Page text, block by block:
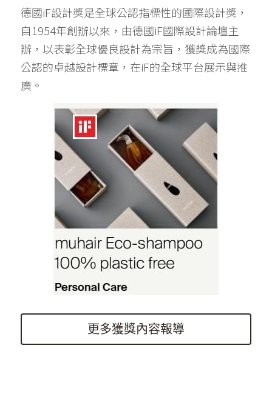
德國iF設計獎是全球公認指標性的國際設計獎，
自1954年創辦以來，由德國iF國際設計論壇主
辦，以表彰全球優良設計為宗旨，獲獎成為國際
公認的卓越設計標章，在iF的全球平台展示與推
廣。
更多獲獎內容報導